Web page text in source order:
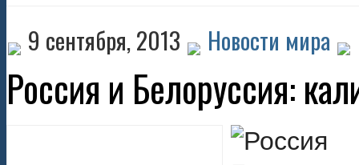
9 сентября, 2013 Новости мира
Россия и Белоруссия: